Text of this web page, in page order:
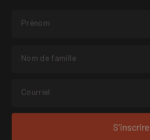
S'inscrire